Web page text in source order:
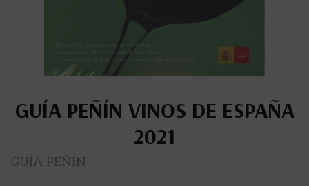
GUÍA PEÑÍN VINOS DE ESPAÑA
2021
GUÍA PEÑÍN